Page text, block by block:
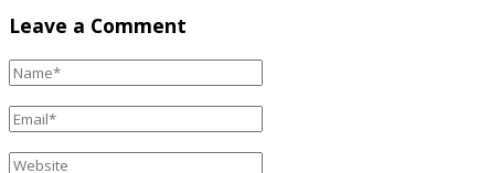
Leave a Comment